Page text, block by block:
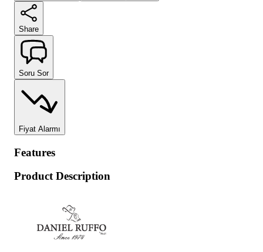
Share
Soru Sor
Fiyat Alarmı
Features
Product Description